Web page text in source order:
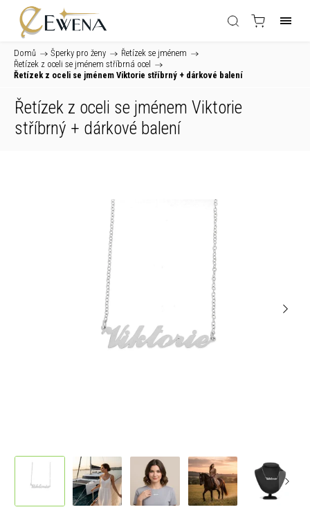
Domů / Šperky pro ženy / Řetízek se jménem /
Řetízek z oceli se jménem stříbrná ocel /
Řetízek z oceli se jménem Viktorie stříbrný + dárkové balení
Řetízek z oceli se jménem Viktorie
stříbrný + dárkové balení